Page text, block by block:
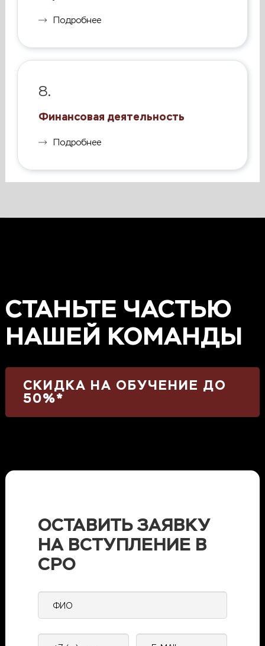
Подробнее
8.
Финансовая деятельность
Подробнее
СТАНЬТЕ ЧАСТЬЮ
НАШЕЙ КОМАНДЫ
СКИДКА НА ОБУЧЕНИЕ ДО
50%*
ОСТАВИТЬ ЗАЯВКУ
НА ВСТУПЛЕНИЕ В
СРО